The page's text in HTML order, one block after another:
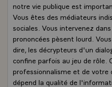
notre vie publique est
Vous êtes des médiateurs
sociales. Vous intervenez
prononcées pèsent lourd.
dire, les décrypteurs d'un
confine parfois au jeu de rôle.
professionnalisme et de votre
dépend la qualité de